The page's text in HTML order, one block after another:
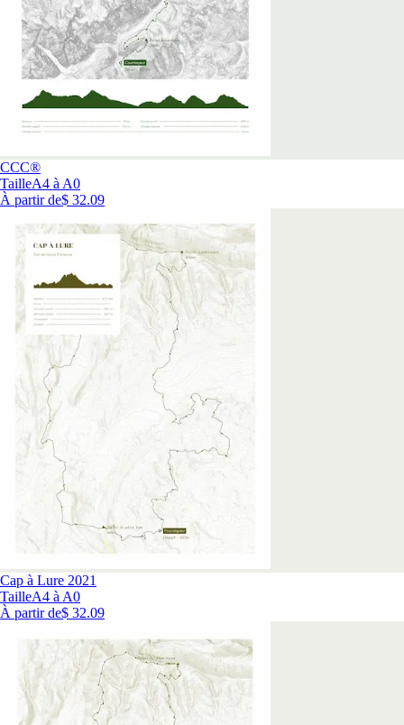
CCC®
TailleA4 à A0
À partir de$ 32.09
Cap à Lure 2021
TailleA4 à A0
À partir de$ 32.09